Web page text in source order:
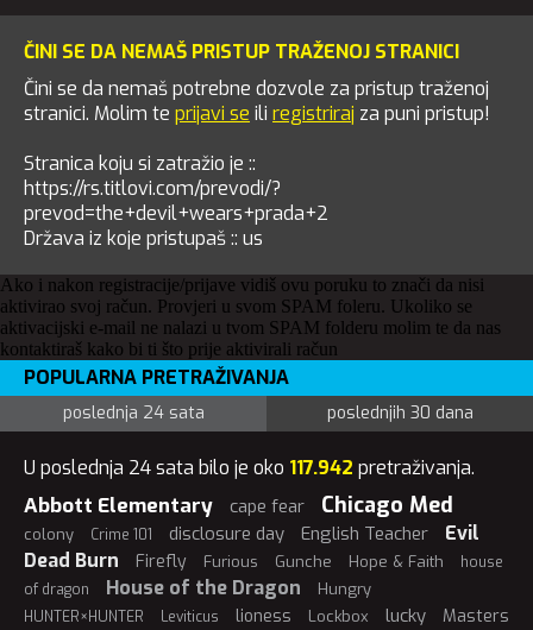
ČINI SE DA NEMAŠ PRISTUP TRAŽENOJ STRANICI
Čini se da nemaš potrebne dozvole za pristup traženoj
stranici. Molim te prijavi se ili registriraj za puni pristup!
Stranica koju si zatražio je ::
https://rs.titlovi.com/prevodi/?
prevod=the+devil+wears+prada+2
Država iz koje pristupaš :: us
Ako i nakon registracije/prijave vidiš ovu poruku to znači da nisi
aktivirao svoj račun. Provjeri u svom SPAM foleru. Ukoliko se
aktivacijski e-mail ne nalazi u tvom SPAM folderu molim te da nas
kontaktiraš kako bi ti što prije aktivirali račun
POPULARNA PRETRAŽIVANJA
poslednja 24 sata poslednjih 30 dana
U poslednja 24 sata bilo je oko 117.942 pretraživanja.
Abbott Elementary cape fear Chicago Med
colony Crime 101 disclosure day English Teacher
Evil
Dead Burn
Firefly Furious Gunche Hope & Faith
house
of dragon
House of the Dragon Hungry
HUNTER×HUNTER Leviticus lioness Lockbox lucky
Masters